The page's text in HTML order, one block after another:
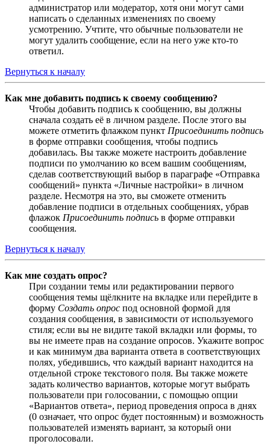
администратор или модератор, хотя они могут сами
написать о сделанных изменениях по своему
усмотрению. Учтите, что обычные пользователи не
могут удалить сообщение, если на него уже кто-то
ответил.
Вернуться к началу
Как мне добавить подпись к своему сообщению?
Чтобы добавить подпись к сообщению, вы должны
сначала создать её в личном разделе. После этого вы
можете отметить флажком пункт Присоединить подпись
в форме отправки сообщения, чтобы подпись
добавилась. Вы также можете настроить добавление
подписи по умолчанию ко всем вашим сообщениям,
сделав соответствующий выбор в параграфе «Отправка
сообщений» пункта «Личные настройки» в личном
разделе. Несмотря на это, вы сможете отменить
добавление подписи в отдельных сообщениях, убрав
флажок Присоединить подпись в форме отправки
сообщения.
Вернуться к началу
Как мне создать опрос?
При создании темы или редактировании первого
сообщения темы щёлкните на вкладке или перейдите в
форму Создать опрос под основной формой для
создания сообщения, в зависимости от используемого
стиля; если вы не видите такой вкладки или формы, то
вы не имеете прав на создание опросов. Укажите вопрос
и как минимум два варианта ответа в соответствующих
полях, убедившись, что каждый вариант находится на
отдельной строке текстового поля. Вы также можете
задать количество вариантов, которые могут выбрать
пользователи при голосовании, с помощью опции
«Вариантов ответа», период проведения опроса в днях
(0 означает, что опрос будет постоянным) и возможность
пользователей изменять вариант, за который они
проголосовали.